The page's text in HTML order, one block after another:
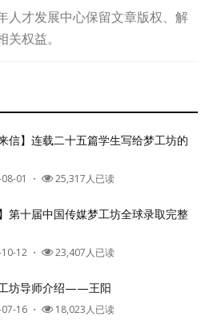
没帐号？注册一个
人才发展中心保留文章版权、解
关权益。
信】连载二十五篇学生写给梦工坊的
01 ・ 25,317人已读
第十届中国传媒梦工坊全球录取完整
12 ・ 23,407人已读
坊导师介绍——王阳
16 ・ 18,023人已读